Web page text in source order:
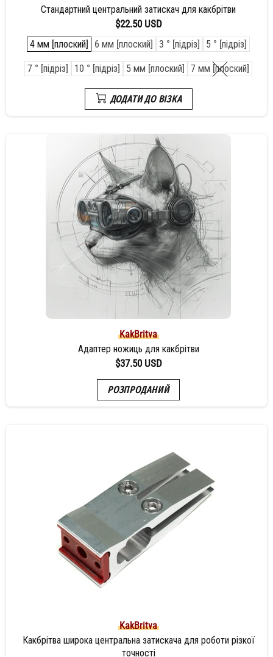
Стандартний центральний затискач для какбрітви
$22.50 USD
4 мм [плоский] 6 мм [плоский] 3 ° [підріз] 5 ° [підріз]
7 ° [підріз] 10 ° [підріз] 5 мм [плоский] 7 мм [плоский]
ДОДАТИ ДО ВІЗКА
KakBritva
Адаптер ножиць для какбрітви
$37.50 USD
РОЗПРОДАНИЙ
KakBritva
Какбрітва широка центральна затискача для роботи різкої
точності